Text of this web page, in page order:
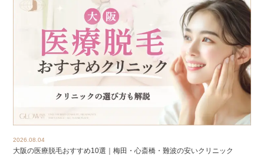
2026.08.04
大阪の医療脱毛おすすめ10選｜梅田・心斎橋・難波の安いクリニック